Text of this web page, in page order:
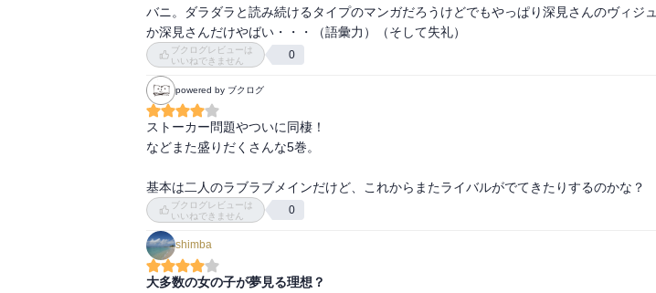
バニ。ダラダラと読み続けるタイプのマンガだろうけどでもやっぱり深見さんのヴィジ
か深見さんだけやばい・・・（語彙力）（そして失礼）
ブクログレビューは
いいねできません
0
powered by ブクログ
ストーカー問題やついに同棲！
などまた盛りだくさんな5巻。
基本は二人のラブラブメインだけど、これからまたライバルがでてきたりするのかな？
ブクログレビューは
いいねできません
0
shimba
大多数の女の子が夢見る理想？